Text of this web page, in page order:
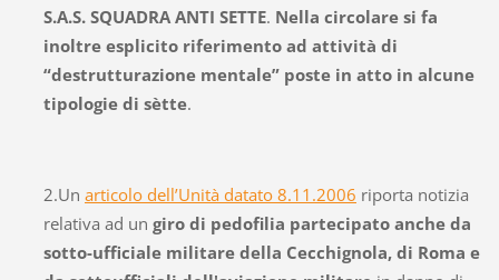
S.A.S. SQUADRA ANTI SETTE. Nella circolare si fa
inoltre esplicito riferimento ad attività di
“destrutturazione mentale” poste in atto in alcune
tipologie di sètte.
2.Un articolo dell’Unità datato 8.11.2006 riporta notizia
relativa ad un giro di pedofilia partecipato anche da
sotto-ufficiale militare della Cecchignola, di Roma e